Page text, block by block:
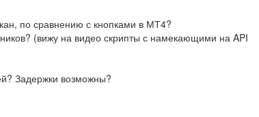
по сравнению с кнопками в МТ4?
(вижу на видео скрипты с намекающими на API
Задержки возможны?